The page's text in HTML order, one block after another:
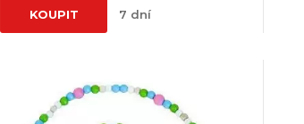
KOUPIT 7 dní